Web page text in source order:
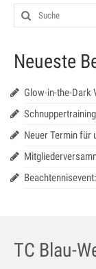
Neueste
Glow-in-the-Dark
Neuer Termin für
TC Blau-